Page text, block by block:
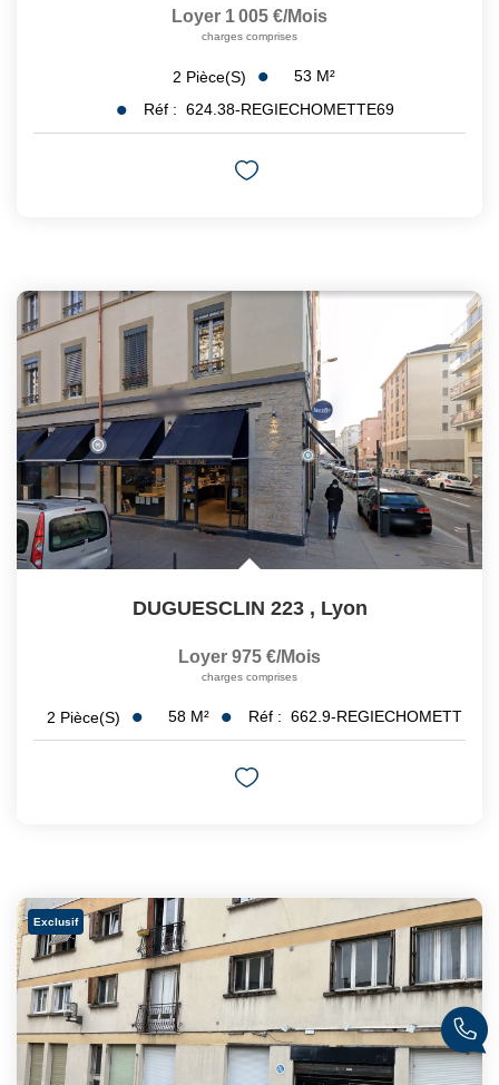
Loyer 1 005 €/mois
charges comprises
2 Pièce(s) 53 M²
Réf : 624.38-REGIECHOMETTE69
DUGUESCLIN 223 , Lyon
Loyer 975 €/mois
charges comprises
2 Pièce(s) 58 M² Réf : 662.9-REGIECHOMETT
Exclusif